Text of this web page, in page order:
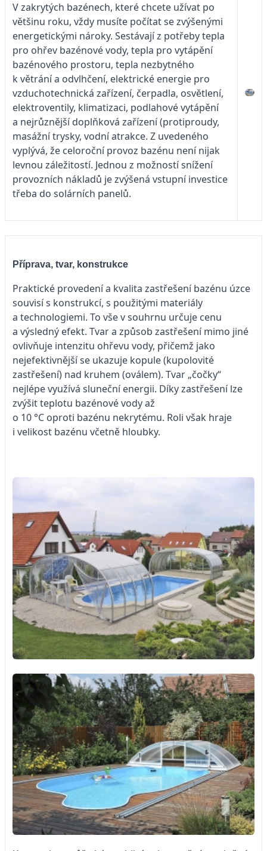
V zakrytých bazénech, které chcete užívat po
většinu roku, vždy musíte počítat se zvýšenými
energetickými nároky. Sestávají z potřeby tepla
pro ohřev bazénové vody, tepla pro vytápění
bazénového prostoru, tepla nezbytného
k větrání a odvlhčení, elektrické energie pro
vzduchotechnická zařízení, čerpadla, osvětlení,
elektroventily, klimatizaci, podlahové vytápění
a nejrůznější doplňková zařízení (protiproudy,
masážní trysky, vodní atrakce. Z uvedeného
vyplývá, že celoroční provoz bazénu není nijak
levnou záležitostí. Jednou z možností snížení
provozních nákladů je zvýšená vstupní investice
třeba do solárních panelů.
Příprava, tvar, konstrukce
Praktické provedení a kvalita zastřešení bazénu úzce
souvisí s konstrukcí, s použitými materiály
a technologiemi. To vše v souhrnu určuje cenu
a výsledný efekt. Tvar a způsob zastřešení mimo jiné
ovlivňuje intenzitu ohřevu vody, přičemž jako
nejefektivnější se ukazuje kopule (kupolovité
zastřešení) nad kruhem (oválem). Tvar „čočky“
nejlépe využívá sluneční energii. Díky zastřešení lze
zvýšit teplotu bazénové vody až
o 10 °C oproti bazénu nekrytému. Roli však hraje
i velikost bazénu včetně hloubky.